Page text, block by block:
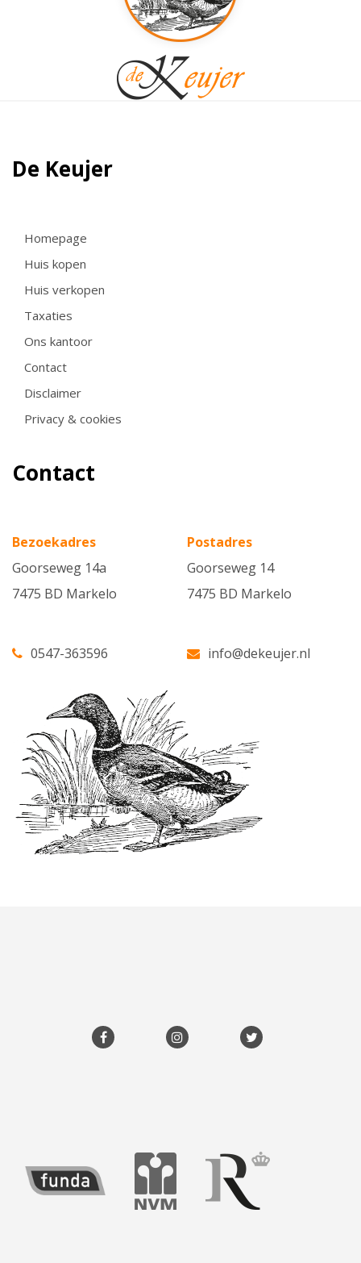
De Keujer
Homepage
Huis kopen
Huis verkopen
Taxaties
Ons kantoor
Contact
Disclaimer
Privacy & cookies
Contact
Bezoekadres
Goorseweg 14a
7475 BD Markelo
0547-363596
Postadres
Goorseweg 14
7475 BD Markelo
info@dekeujer.nl